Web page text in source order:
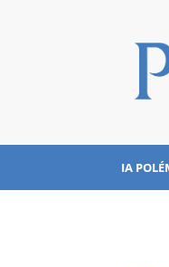
IA